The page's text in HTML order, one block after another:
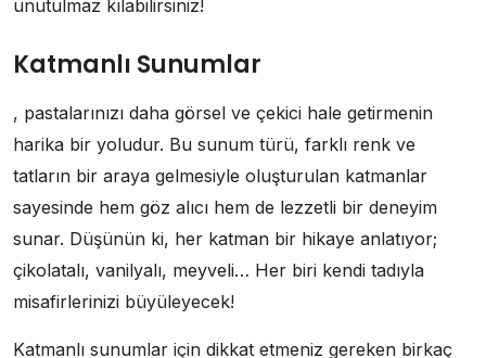
unutulmaz kılabilirsiniz!
Katmanlı Sunumlar
, pastalarınızı daha görsel ve çekici hale getirmenin
harika bir yoludur. Bu sunum türü, farklı renk ve
tatların bir araya gelmesiyle oluşturulan katmanlar
sayesinde hem göz alıcı hem de lezzetli bir deneyim
sunar. Düşünün ki, her katman bir hikaye anlatıyor;
çikolatalı, vanilyalı, meyveli… Her biri kendi tadıyla
misafirlerinizi büyüleyecek!
Katmanlı sunumlar için dikkat etmeniz gereken birkaç